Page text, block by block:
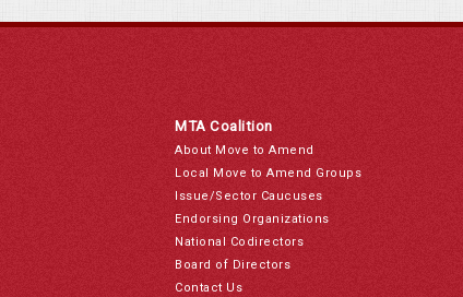
MTA Coalition
About Move to Amend
Local Move to Amend Groups
Issue/Sector Caucuses
Endorsing Organizations
National Codirectors
Board of Directors
Contact Us